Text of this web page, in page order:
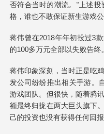
否符合当时的潮流。”上述
格，谁也不敢保证新生游戏
蒋伟曾在2018年年初投过3
的100多万元全部以失败告终。
蒋伟印象深刻，当时正是吃
发公司纷纷推出相关手游。
游戏团队。但很快，随着腾
额最终归拢在两大巨头旗下
己的投资也没有获得任何回报